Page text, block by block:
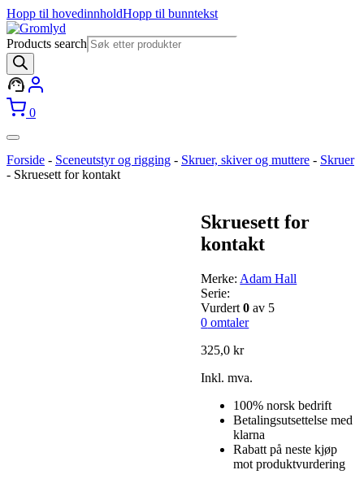
Hopp til hovedinnholdHopp til bunntekst
Products search
0
Forside - Sceneutstyr og rigging - Skruer, skiver og muttere - Skruer
- Skruesett for kontakt
Skruesett for
kontakt
Merke: Adam Hall
Serie:
Vurdert0 av 5
0 omtaler
325,0kr
Inkl. mva.
100% norsk bedrift
Betalingsutsettelse med
klarna
Rabatt på neste kjøp
mot produktvurdering